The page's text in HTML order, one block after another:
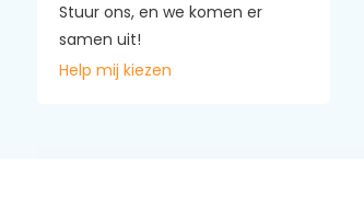
Stuur ons, en we komen er
samen uit!
Help mij kiezen